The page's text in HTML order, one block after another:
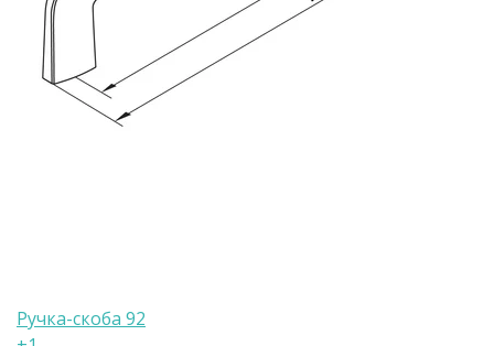
Ручка-скоба 92